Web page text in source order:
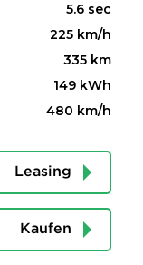
5.6 sec
225 km/h
335 km
149 kWh
480 km/h
Leasing
Kaufen